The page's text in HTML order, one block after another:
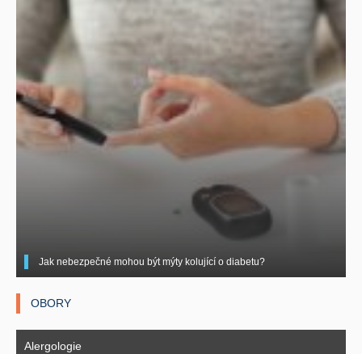
Jak nebezpečné mohou být mýty kolující o diabetu?
OBORY
Alergologie